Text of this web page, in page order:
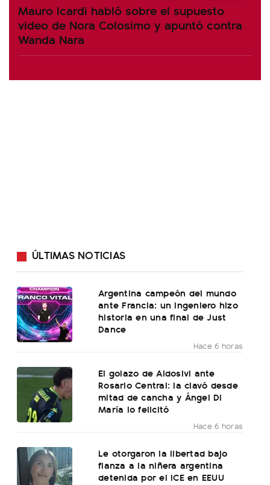
Mauro Icardi habló sobre el supuesto
video de Nora Colosimo y apuntó contra
Wanda Nara
ÚLTIMAS NOTICIAS
Argentina campeón del mundo
ante Francia: un ingeniero hizo
historia en una final de Just
Dance
Hace 6 horas
El golazo de Aldosivi ante
Rosario Central: la clavó desde
mitad de cancha y Ángel Di
María lo felicitó
Hace 6 horas
Le otorgaron la libertad bajo
fianza a la niñera argentina
detenida por el ICE en EEUU